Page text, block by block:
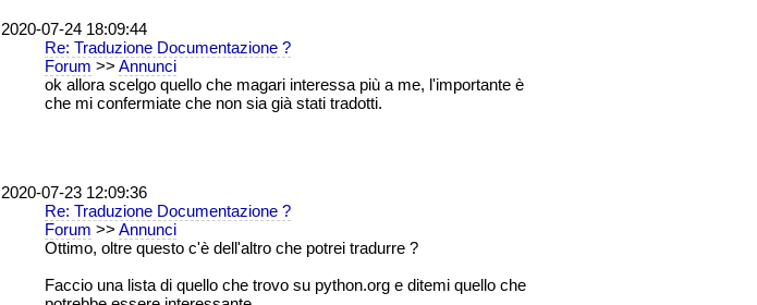
2020-07-24 18:09:44
Re: Traduzione Documentazione ?
Forum >> Annunci
ok allora scelgo quello che magari interessa più a me, l'importante è
che mi confermiate che non sia già stati tradotti.
2020-07-23 12:09:36
Re: Traduzione Documentazione ?
Forum >> Annunci
Ottimo, oltre questo c'è dell'altro che potrei tradurre ?
Faccio una lista di quello che trovo su python.org e ditemi quello che